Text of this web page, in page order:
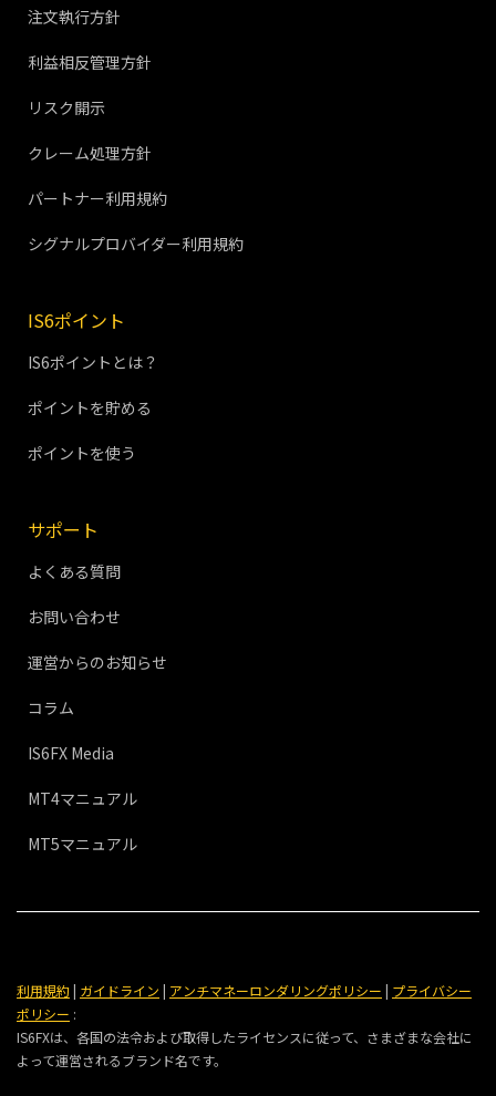
注文執行方針
利益相反管理方針
リスク開示
クレーム処理方針
パートナー利用規約
シグナルプロバイダー利用規約
IS6ポイント
IS6ポイントとは？
ポイントを貯める
ポイントを使う
サポート
よくある質問
お問い合わせ
運営からのお知らせ
コラム
IS6FX Media
MT4マニュアル
MT5マニュアル
利用規約| ガイドライン | アンチマネーロンダリングポリシー | プライバシー
ポリシー :
IS6FXは、各国の法令および取得したライセンスに従って、さまざまな会社に
よって運営されるブランド名です。